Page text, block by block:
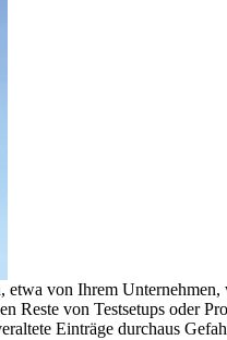
von Ihrem
von Testsetups oder
Einträge durchaus